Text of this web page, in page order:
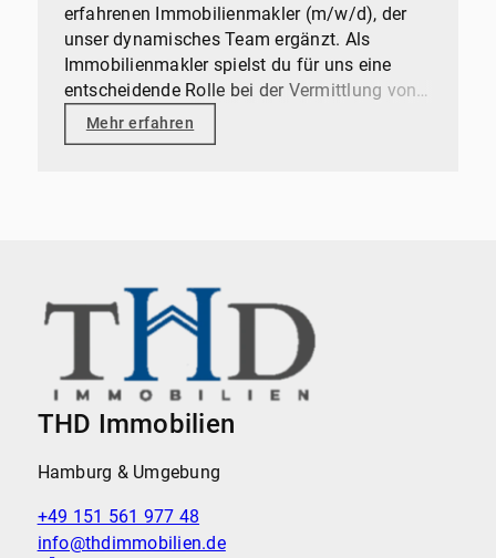
erfahrenen Immobilienmakler (m/w/d), der
unser dynamisches Team ergänzt. Als
Immobilienmakler spielst du für uns eine
entscheidende Rolle bei der Vermittlung von
Immobilien und der Gestaltung positiver
Kundenerlebnisse.
Mehr erfahren
THD Immobilien
Hamburg & Umgebung
+49 151 561 977 48
info@thdimmobilien.de